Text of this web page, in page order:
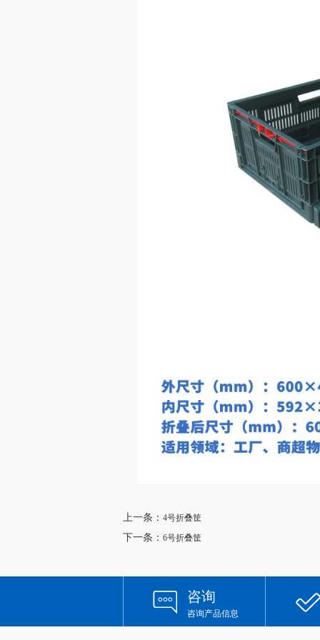
上一条： 4号折叠筐
下一条： 6号折叠筐
咨询
咨询产品信息